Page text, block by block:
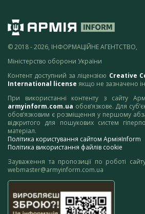
© 2018 - 2026, ІНФОРМАЦІЙНЕ АГЕНТСТВО,
Міністерство оборони України
Контент доступний за ліцензією Creative
International license якщо не зазначено
При використанні контенту з сайту
armyinform.com.ua обов’язкове. Для
обов’язковим є розміщення у першому
відкритого для пошукових систем
матеріал.
Політика користування сайтом АрміяInform
Політика використання файлів cookie
Зауваження та пропозиції по роботі
webmaster@armyinform.com.ua